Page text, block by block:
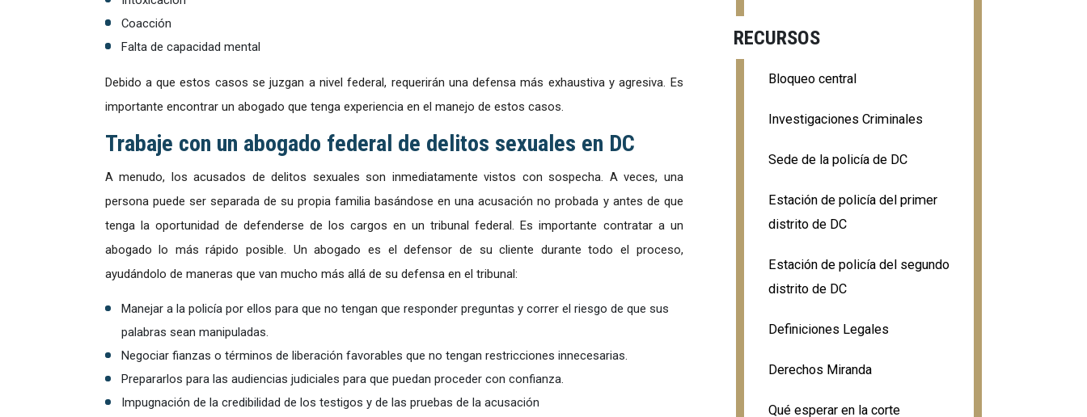
Coacción
Falta de capacidad mental
Debido a que estos casos se juzgan a nivel federal, requerirán una defensa más exhaustiva y agresiva. Es
importante encontrar un abogado que tenga experiencia en el manejo de estos casos.
Trabaje con un abogado federal de delitos sexuales en DC
A menudo, los acusados de delitos sexuales son inmediatamente vistos con sospecha. A veces, una
persona puede ser separada de su propia familia basándose en una acusación no probada y antes de que
tenga la oportunidad de defenderse de los cargos en un tribunal federal. Es importante contratar a un
abogado lo más rápido posible. Un abogado es el defensor de su cliente durante todo el proceso,
ayudándolo de maneras que van mucho más allá de su defensa en el tribunal:
Manejar a la policía por ellos para que no tengan que responder preguntas y correr el riesgo de que sus
palabras sean manipuladas.
Negociar fianzas o términos de liberación favorables que no tengan restricciones innecesarias.
Prepararlos para las audiencias judiciales para que puedan proceder con confianza.
Impugnación de la credibilidad de los testigos y de las pruebas de la acusación
RECURSOS
Bloqueo central
Investigaciones Criminales
Sede de la policía de DC
Estación de policía del primer
distrito de DC
Estación de policía del segundo
distrito de DC
Definiciones Legales
Derechos Miranda
Qué esperar en la corte